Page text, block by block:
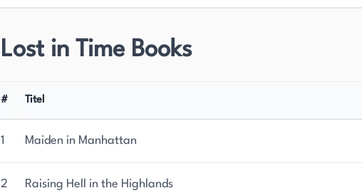
Lost in Time Books
# Titel
1 Maiden in Manhattan
2 Raising Hell in the Highlands